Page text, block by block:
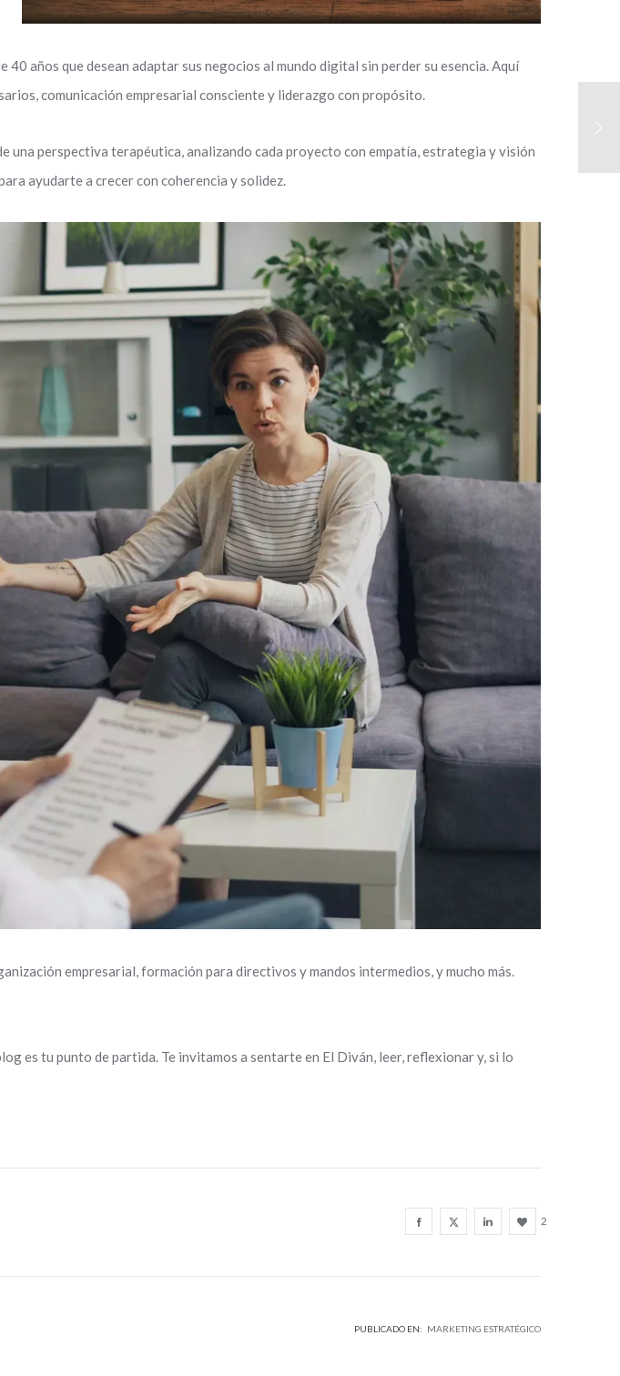
años que desean adaptar sus negocios al mundo digital sin perder su esencia. Aquí
comunicación empresarial consciente y liderazgo con propósito.
una perspectiva terapéutica, analizando cada proyecto con empatía, estrategia y visión
ayudarte a crecer con coherencia y solidez.
empresarial, formación para directivos y mandos intermedios, y mucho más.
es tu punto de partida. Te invitamos a sentarte en El Diván, leer, reflexionar y, si lo
2
PUBLICADO EN: MARKETING ESTRATÉGICO